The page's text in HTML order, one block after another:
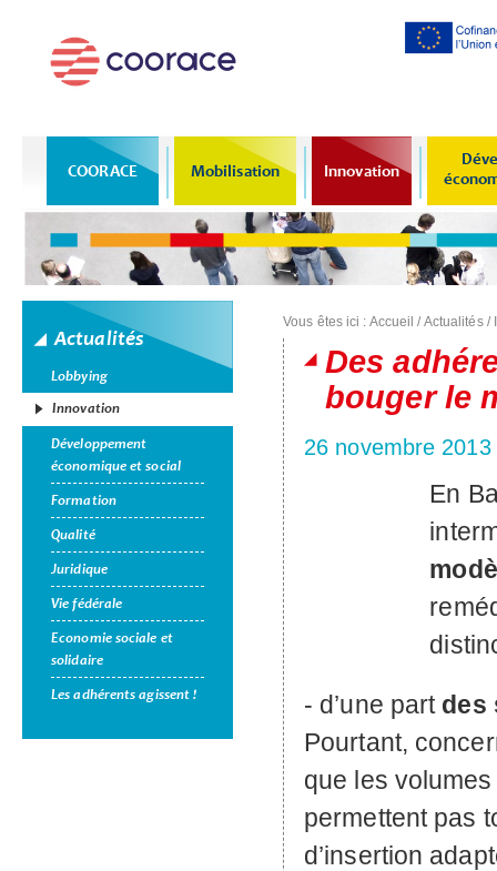
COORACE Mobilisation Innovation
Actualités
Lobbying
Innovation
Développement
économique et social
Formation
Qualité
Juridique
Vie fédérale
Economie sociale et
solidaire
Les adhérents agissent !
Vous êtes ici : Accueil /Actualités/
Des
bouger le
26 novembre 2013
En
- d’une part des
Pourtant,
que les
permettent pas
d’insertion